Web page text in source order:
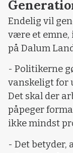
Endelig vil
være et
på Dalum
- Politikerne
vanskeligt for
Det skal der
påpeger
ikke mindst
- Det betyder,